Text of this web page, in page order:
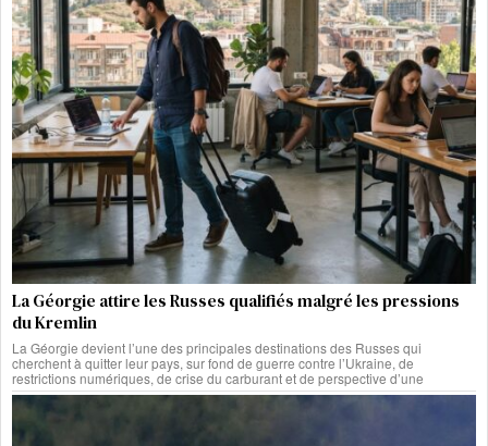
La Géorgie attire les Russes qualifiés malgré les pressions
du Kremlin
La Géorgie devient l’une des principales destinations des Russes qui
cherchent à quitter leur pays, sur fond de guerre contre l’Ukraine, de
restrictions numériques, de crise du carburant et de perspective d’une